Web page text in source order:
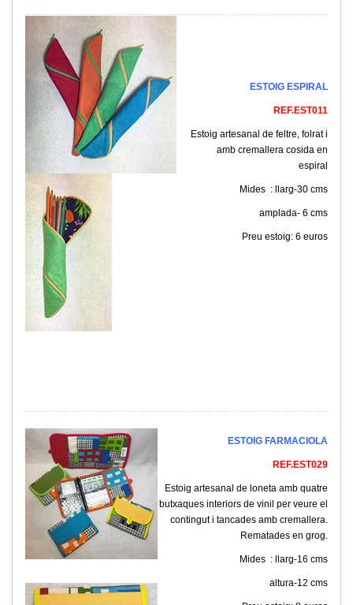
ESTOIG ESPIRAL
REF.EST011
Estoig artesanal de feltre, folrat i
amb cremallera cosida en
espiral
Mides : llarg-30 cms
amplada- 6 cms
Preu estoig: 6 euros
ESTOIG FARMACIOLA
REF.EST029
Estoig artesanal de loneta amb quatre
butxaques interiors de vinil per veure el
contingut i tancades amb cremallera.
Rematades en grog.
Mides : llarg-16 cms
altura-12 cms